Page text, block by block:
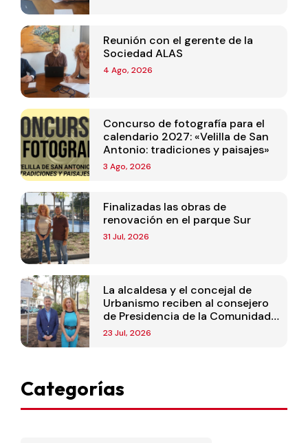
Reunión con el gerente de la
Sociedad ALAS
4 Ago, 2026
Concurso de fotografía para el
calendario 2027: «Velilla de San
Antonio: tradiciones y paisajes»
3 Ago, 2026
Finalizadas las obras de
renovación en el parque Sur
31 Jul, 2026
La alcaldesa y el concejal de
Urbanismo reciben al consejero
de Presidencia de la Comunidad
de Madrid
23 Jul, 2026
Categorías